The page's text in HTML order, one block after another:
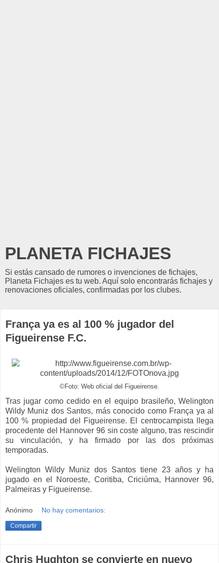
PLANETA FICHAJES
Si estás cansado de rumores o invenciones de fichajes,
Planeta Fichajes es tu web. Aquí solo encontrarás fichajes y
renovaciones oficiales, confirmadas por los clubes.
França ya es al 100 % jugador del
Figueirense F.C.
©Foto: Web oficial del Figueirense.
Tras jugar como cedido en el equipo brasileño, Welington
Wildy Muniz dos Santos, más conocido como França ya al
100 % propiedad del Figueirense. El centrocampista llega
procedente del Hannover 96 sin coste alguno, tras rescindir
su vinculación, y ha firmado por las dos próximas
temporadas.
Welington Wildy Muniz dos Santos tiene 23 años y ha
jugado en el Noroeste, Coritiba, Criciúma, Hannover 96,
Palmeiras y Figueirense.
Anónimo No hay comentarios:
Compartir
Chris Hughton se convierte en nuevo